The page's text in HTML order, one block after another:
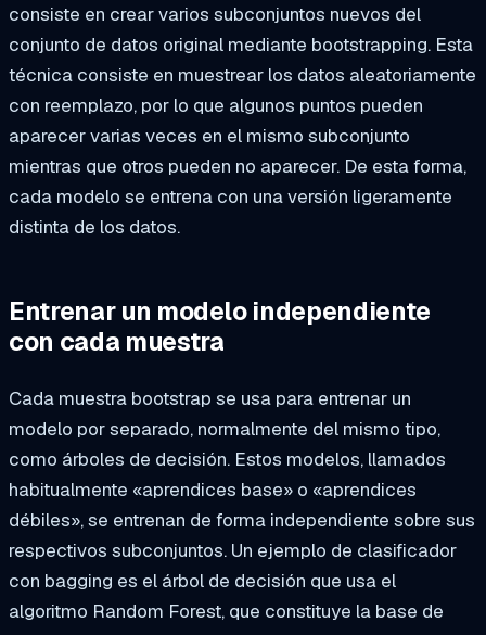
consiste en crear varios subconjuntos nuevos del
conjunto de datos original mediante bootstrapping. Esta
técnica consiste en muestrear los datos aleatoriamente
con reemplazo, por lo que algunos puntos pueden
aparecer varias veces en el mismo subconjunto
mientras que otros pueden no aparecer. De esta forma,
cada modelo se entrena con una versión ligeramente
distinta de los datos.
Entrenar un modelo independiente
con cada muestra
Cada muestra bootstrap se usa para entrenar un
modelo por separado, normalmente del mismo tipo,
como árboles de decisión. Estos modelos, llamados
habitualmente «aprendices base» o «aprendices
débiles», se entrenan de forma independiente sobre sus
respectivos subconjuntos. Un ejemplo de clasificador
con bagging es el árbol de decisión que usa el
algoritmo Random Forest, que constituye la base de